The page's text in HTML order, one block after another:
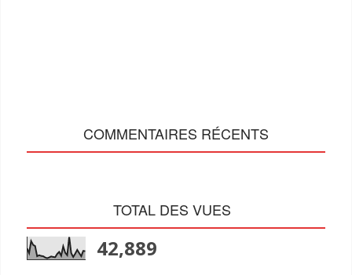
COMMENTAIRES RÉCENTS
TOTAL DES VUES
42,889